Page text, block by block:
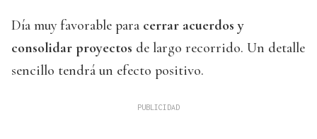
Día muy favorable para cerrar acuerdos y
consolidar proyectos de largo recorrido. Un detalle
sencillo tendrá un efecto positivo.